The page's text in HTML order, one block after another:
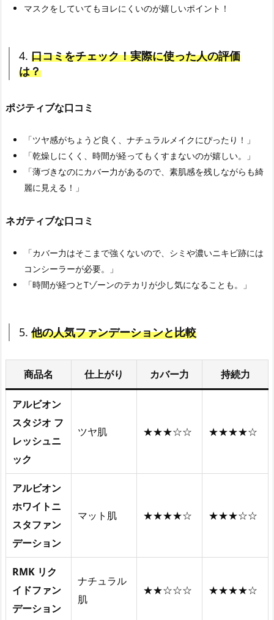
マスクをしていてもヨレにくいのが嬉しいポイント！
4. 口コミをチェック！実際に使った人の評価
は？
ポジティブな口コミ
「ツヤ感がちょうど良く、ナチュラルメイクにぴったり！」
「乾燥しにくく、時間が経ってもくすまないのが嬉しい。」
「薄づきなのにカバー力があるので、素肌感を残しながらも綺
麗に見える！」
ネガティブな口コミ
「カバー力はそこまで強くないので、シミや濃いニキビ跡には
コンシーラーが必要。」
「時間が経つとTゾーンのテカリが少し気になることも。」
5. 他の人気ファンデーションと比較
商品名 仕上がり カバー力 持続力
アルビオン
スタジオ フ
レッシュニ
ック
ツヤ肌 ★★★☆☆ ★★★★☆
アルビオン
ホワイトニ
スタファン
デーション
マット肌 ★★★★☆ ★★★☆☆
RMK リク
イドファン
デーション
ナチュラル
肌
★★☆☆☆ ★★★★☆